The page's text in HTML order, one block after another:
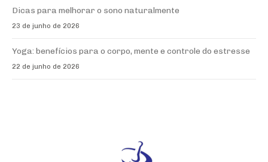
Dicas para melhorar o sono naturalmente
23 de junho de 2026
Yoga: benefícios para o corpo, mente e controle do estresse
22 de junho de 2026